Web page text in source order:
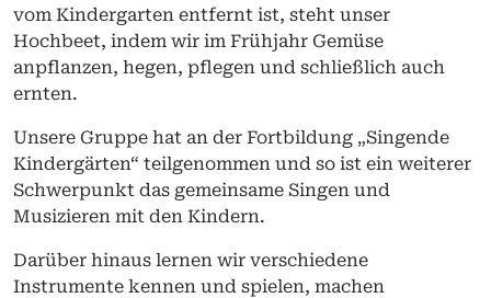
vom Kindergarten entfernt ist, steht unser
Hochbeet, indem wir im Frühjahr Gemüse
anpflanzen, hegen, pflegen und schließlich auch
ernten.
Unsere Gruppe hat an der Fortbildung „Singende
Kindergärten“ teilgenommen und so ist ein weiterer
Schwerpunkt das gemeinsame Singen und
Musizieren mit den Kindern.
Darüber hinaus lernen wir verschiedene
Instrumente kennen und spielen, machen